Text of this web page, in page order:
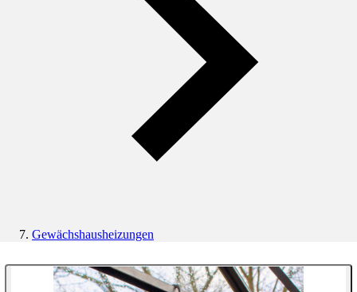
Gewächshausheizungen